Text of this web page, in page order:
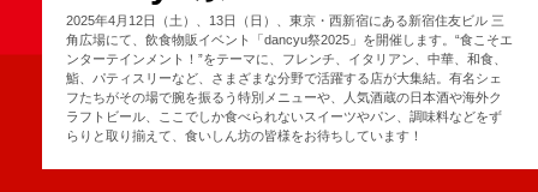
2025年4月12日（土）、13日（日）、東京・西新宿にある新宿住友ビル 三
角広場にて、飲食物販イベント「dancyu祭2025」を開催します。“食こそエ
ンターテインメント！”をテーマに、フレンチ、イタリアン、中華、和食、
鮨、パティスリーなど、さまざまな分野で活躍する店が大集結。有名シェ
フたちがその場で腕を振るう特別メニューや、人気酒蔵の日本酒や海外ク
ラフトビール、ここでしか食べられないスイーツやパン、調味料などをず
らりと取り揃えて、食いしん坊の皆様をお待ちしています！